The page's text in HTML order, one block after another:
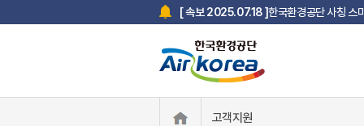
[ 속보 2025.07.18 ]한국환경공단 사칭 스
고객지원